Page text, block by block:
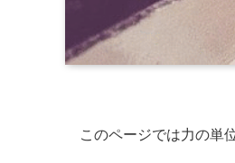
このページでは力の単